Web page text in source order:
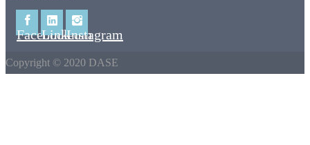
Facebook
LinkedinInstagram
Copyright © 2020 DASE